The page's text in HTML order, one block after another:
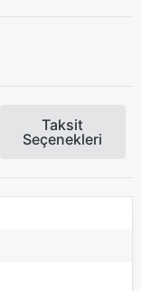
Taksit
Seçenekleri